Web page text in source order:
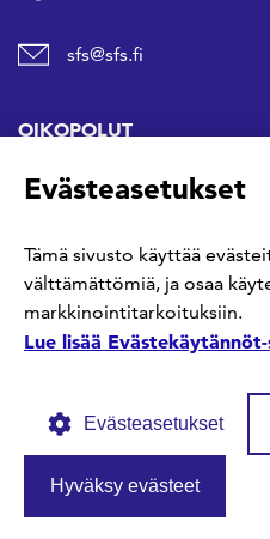
sfs@sfs.fi
OIKOPOLUT
Hanki standardi
Kommentoi tekeillä
© SFS ry
Evästeasetukset
Tämä sivusto käyttää
välttämättömiä, ja osaa
markkinointitarkoituksiin.
Lue lisää
Evästeasetukset
Hyväksy evästeet